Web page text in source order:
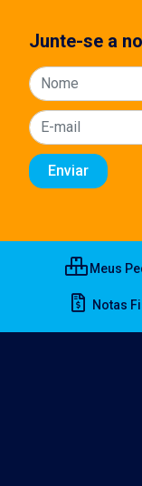
Junte-se a
Meus
Notas